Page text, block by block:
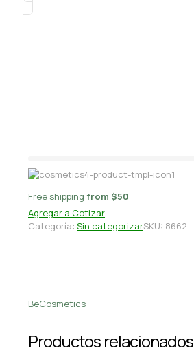
Free shipping from $50
Agregar a Cotizar
Categoría: Sin categorizarSKU: 8662
BeCosmetics
Productos relacionados